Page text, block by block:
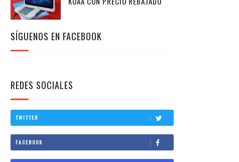
SÍGUENOS EN FACEBOOK
REDES SOCIALES
TWITTER
FACEBOOK